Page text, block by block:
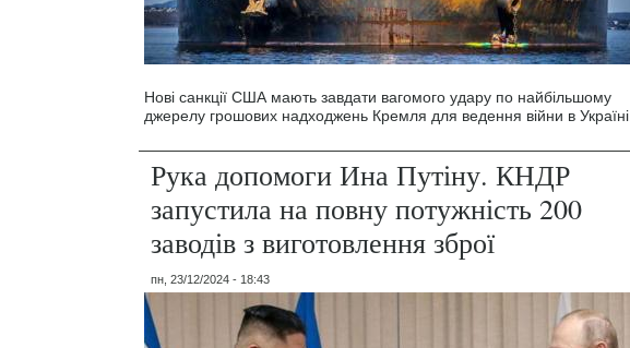
Нові санкції США мають завдати вагомого удару по найбільшому
джерелу грошових надходжень Кремля для ведення війни в Україні.
Рука допомоги Ина Путіну. КНДР
запустила на повну потужність 200
заводів з виготовлення зброї
пн, 23/12/2024 - 18:43